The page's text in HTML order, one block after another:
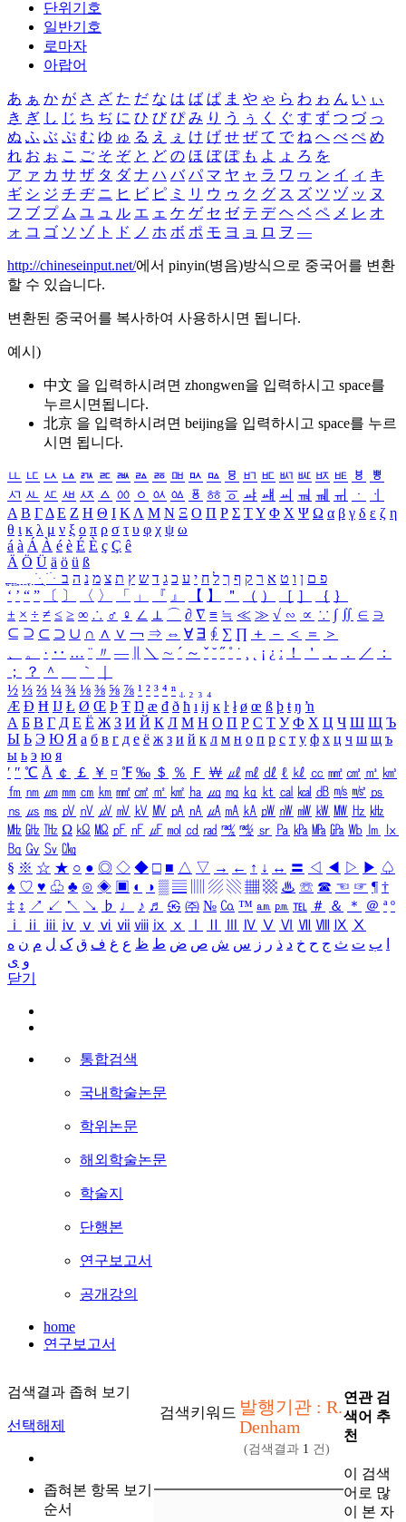
단위기호
일반기호
로마자
아랍어
あ ぁ か が さ ざ た だ な は ば ぱ ま や ゃ ら わ ゎ ん い ぃ
き ぎ し じ ち ぢ に ひ び ぴ み り う ぅ く ぐ す ず つ づ っ
ぬ ふ ぶ ぷ む ゆ ゅ る え ぇ け げ せ ぜ て で ね へ べ ぺ め
れ お ぉ こ ご そ ぞ と ど の ほ ぼ ぽ も よ ょ ろ を
ア ァ カ サ ザ タ ダ ナ ハ バ パ マ ヤ ャ ラ ワ ヮ ン イ ィ キ
ギ シ ジ チ ヂ ニ ヒ ビ ピ ミ リ ウ ゥ ク グ ス ズ ツ ヅ ッ ヌ
フ ブ プ ム ユ ュ ル エ ェ ケ ゲ セ ゼ テ デ ヘ ベ ペ メ レ オ
ォ コ ゴ ソ ゾ ト ド ノ ホ ボ ポ モ ヨ ョ ロ ヲ ―
http://chineseinput.net/에서 pinyin(병음)방식으로 중국어를 변환
할 수 있습니다.
변환된 중국어를 복사하여 사용하시면 됩니다.
예시)
中文 을 입력하시려면 zhongwen을 입력하시고 space를
누르시면됩니다.
北京 을 입력하시려면 beijing을 입력하시고 space를 누르
시면 됩니다.
ㅥ ㅦ ㅧ ㅨ ㅩ ㅪ ㅫ ㅬ ㅭ ㅮ ㅯ ㅰ ㅱ ㅲ ㅳ ㅴ ㅵ ㅶ ㅷ ㅸ
ㅹ
ㅺ ㅻ ㅼ ㅽ ㅾ ㅿ ㆀ ㆁ ㆂ ㆃ ㆄ ㆅ ㆆ ㆇ ㆈ ㆉ ㆊ ㆋ ㆌ ㆍ
ㆎ
Α Β ΓΔ Ε Ζ Η Θ Ι ΚΛ Μ Ν Ξ Ο Π Ρ Σ ΤΥ Φ Χ Ψ Ω α β γ δ ε ζ η
θ ι κ λ μ ν ξ ο π ρ σ τ υ φ χ ψ ω
á à Á À é è É È ç Ç ê
Ä Ö Ü ä ö ü ß
ִֶֹ ֻּ ׁׂ פ ם ן ו ט א ר ק ף ך ל ח י ע כ ג ד ש ץ ת צ מ נ ה ב
‘ ’ “ ” 〔 〕 〈 〉 「 」 『 』 【 】 ＂ （ ） ［ ］ ｛ ｝
± × ÷ ≠ ≤ ≥ ∞ ∴ ♂ ♀ ∠ ⊥ ⌒ ∂ ∇ ≡ ≒ ≪ ≫ √ ∽ ∝ ∵ ∫ ∬ ∈ ∋
⊆ ⊇ ⊂ ⊃ ∪ ∩ ∧ ∨ ￢ ⇒ ⇔ ∀ ∃ ∮ ∑ ∏ ＋ － ＜ ＝
＞
、
。 · ‥ … ¨ 〃 ― ＼ ∼ ´ ～ ˇ ˘ ˝ ˚ ˙ ¸ ¡ ¿ ː ！ ＇ ， ． ／
：
；
？ ＾ ｀
½ ⅓ ⅔ ¼ ¾ ⅛ ⅜ ⅝ ⅞ ¹ ² ³ ⁴ ⁿ ₁ ₂ ₃ ₄
Æ Ð Ħ Ĳ Ł Ø Œ Þ Ŧ Ŋ æ đ ð ħ ı ĳ ĸ ŀ ł ø œ ß þ ŧ ŋ ŉ
А Б В Г Д Е Ё Ж З И Й К Л М Н О П Р С Т У Ф Х Ц Ч Ш Щ Ъ
Ы Ь Э Ю Я а б в г д е ё ж з и й к л м н о п р с т у ф х ц ч ш щ ъ
ы ь э ю я
′ ″ ℃ Å ￠ ￡ ￥ ¤ ℉ ‰ ＄ ％ Ｆ ￦ ㎕ ㎖ ㎗ ℓ ㎘ ㏄ ㎣ ㎤ ㎥ ㎦
㎙ ㎚ ㎛ ㎜ ㎝ ㎞ ㎟ ㎠ ㎡ ㎢ ㏊ ㎍ ㎎ ㎏ ㏏ ㎈ ㎉ ㏈ ㎧ ㎨ ㎰
㎱ ㎲ ㎳ ㎴ ㎵ ㎶ ㎷ ㎸ ㎹ ㎀ ㎁ ㎂ ㎃ ㎄ ㎺ ㎻ ㎽ ㎾ ㎿ ㎐ ㎑
㎒ ㎓ ㎔ Ω ㏀ ㏁ ㎊ ㎋ ㎌ ㏖ ㏅ ㎭ ㎮ ㎯ ㏛ ㎩ ㎪ ㎫ ㎬ ㏝ ㏐
㏓
㏃ ㏉ ㏜ ㏆
§ ※ ☆ ★ ○ ● ◎ ◇ ◆ □ ■ △ ▽ → ← ↑ ↓ ↔ 〓 ◁ ◀ ▷ ▶ ♤
♠ ♡ ♥ ♧ ♣ ⊙ ◈ ▣ ◐ ◑ ▒ ▤ ▨ ▧ ▦ ▩ ♨ ☏ ☎ ☜ ☞ ¶ †
‡ ↕ ↗ ↙ ↖ ↘ ♭ ♩ ♪ ♬ ㉿ ㈜ № ㏇ ™ ㏂ ㏘ ℡ ＃ ＆ ＊ ＠ ª º
ⅰ
ⅱ ⅲ ⅳ ⅴ ⅵ ⅶ ⅷ ⅸ ⅹ Ⅳ Ⅴ Ⅵ Ⅶ Ⅷ Ⅸ Ⅹ
ب ت ث ج ح خ د ذ ر ز س ش ص ض ط ظ ع غ ف ق ک ل م ن ه
و ی
닫기
통합검색
국내학술논문
학위논문
해외학술논문
학술지
단행본
연구보고서
공개강의
home
연구보고서
검색결과 좁혀 보기
선택해제
좁혀본 항목 보기
순서
검색키워드 발행기관 : R.
Denham
(검색결과 1 건)
연관 검
색어 추
천
이 검색
어로 많
이 본 자